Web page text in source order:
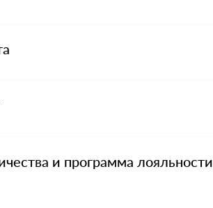
и программа лояльности